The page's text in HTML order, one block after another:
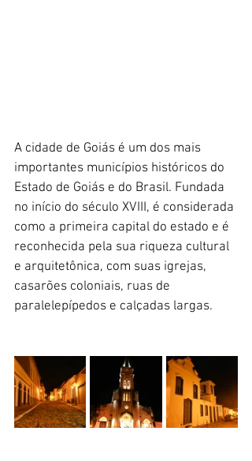
A cidade de Goiás é um dos mais
importantes municípios históricos do
Estado de Goiás e do Brasil. Fundada
no início do século XVIII, é considerada
como a primeira capital do estado e é
reconhecida pela sua riqueza cultural
e arquitetônica, com suas igrejas,
casarões coloniais, ruas de
paralelepípedos e calçadas largas.